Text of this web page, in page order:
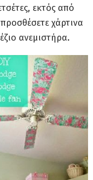
εκτός από
χάρτινα
ανεμιστήρα.